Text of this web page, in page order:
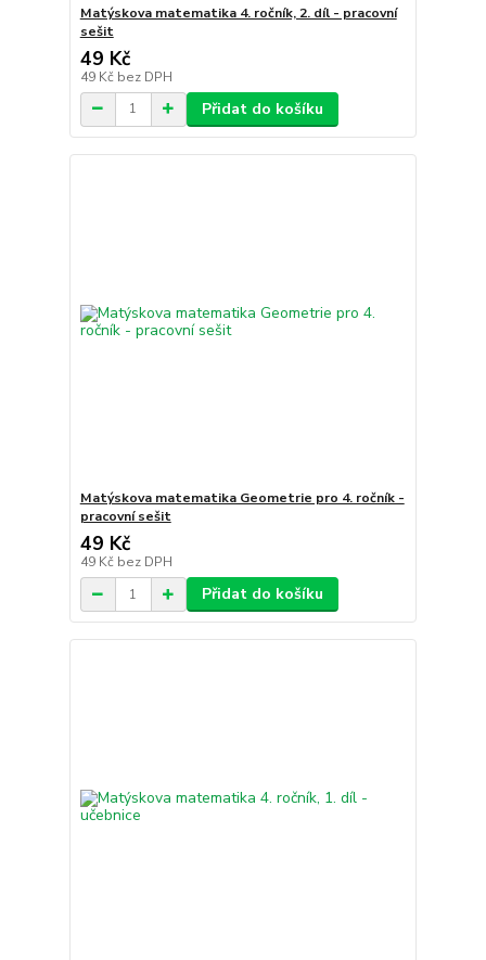
Matýskova matematika 4. ročník, 2. díl - pracovní
sešit
49 Kč
49 Kč bez DPH
Přidat do košíku
Matýskova matematika Geometrie pro 4. ročník -
pracovní sešit
49 Kč
49 Kč bez DPH
Přidat do košíku